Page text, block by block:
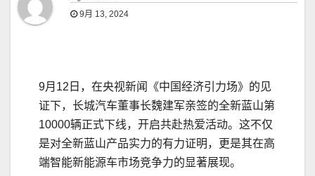
9月 13, 2024
9月12日，在央视新闻《中国经济引力场》的见
证下，长城汽车董事长魏建军亲签的全新蓝山第
10000辆正式下线，开启共赴热爱活动。这不仅
是对全新蓝山产品实力的有力证明，更是其在高
端智能新能源车市场竞争力的显著展现。